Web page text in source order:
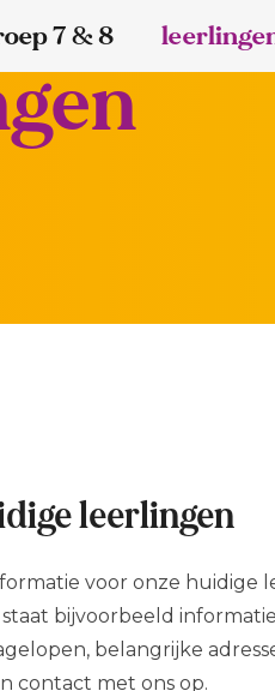
7 & 8
leerlingen
voor onze huidige
staat bijvoorbeeld
belangrijke
contact met ons op.